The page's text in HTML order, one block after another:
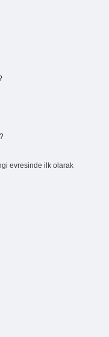
evresinde ilk olarak